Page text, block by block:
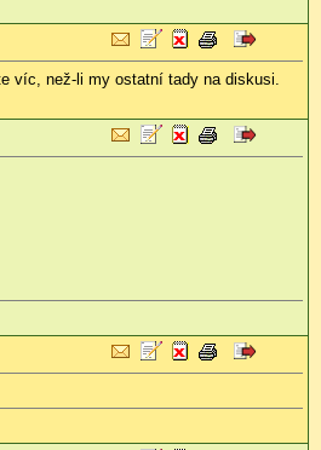
víc, než-li my ostatní tady na diskusi.